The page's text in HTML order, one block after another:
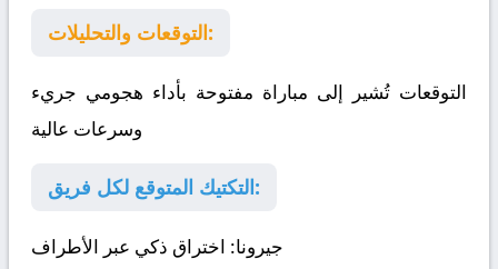
التوقعات والتحليلات:
التوقعات تُشير إلى مباراة مفتوحة بأداء هجومي جريء
وسرعات عالية
التكتيك المتوقع لكل فريق:
جيرونا: اختراق ذكي عبر الأطراف